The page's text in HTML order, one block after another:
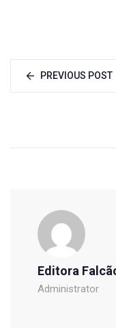
PREVIOUS POST
Editora
Administrator